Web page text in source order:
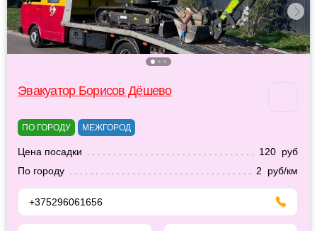
Эвакуатор Борисов Дёшево
ПО ГОРОДУ МЕЖГОРОД
Цена посадки
120 руб
По городу
2 руб/км
+375296061656